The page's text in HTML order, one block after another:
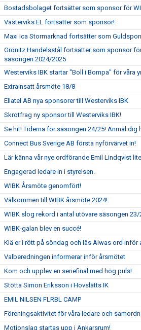
Bostadsbolaget fortsätter som sponsor för
Västerviks EL fortsätter som sponsor!
Maxi Ica Stormarknad fortsätter som
Grönitz Handelsstål fortsätter som sponsor
säsongen 2024/2025
Westerviks IBK startar "Boll i Bompa" för våra
Extrainsatt årsmöte 18/8
Ellatel AB nya sponsorer till Westerviks IBK
Skrotfrag ny sponsor till Westerviks IBK!
Se hit! Tiderna för säsongen 24/25! Anmäl dig
Connect Bus Sverige AB första nyförvärvet in!
Lär känna vår nye ordförande Emil Lindqvist
Engagerad ledare in i styrelsen.
WIBK Årsmöte genomfört!
Välkommen till WIBK årsmöte 2024!
WIBK slog rekord i antal utövare säsongen 23/
WIBK-galan blev en succé!
Klä er i rött på söndag och läs Alwas ord inför
Valberedningen informerar inför årsmötet
Kom och upplev en seriefinal med hög puls!
Stötta Simon Eriksson i Hovslätts IK
EMIL NILSEN FLRBL CAMP
Föreningsaktivitet för våra ledare och
Motionslag startas upp i Ankarsrum!